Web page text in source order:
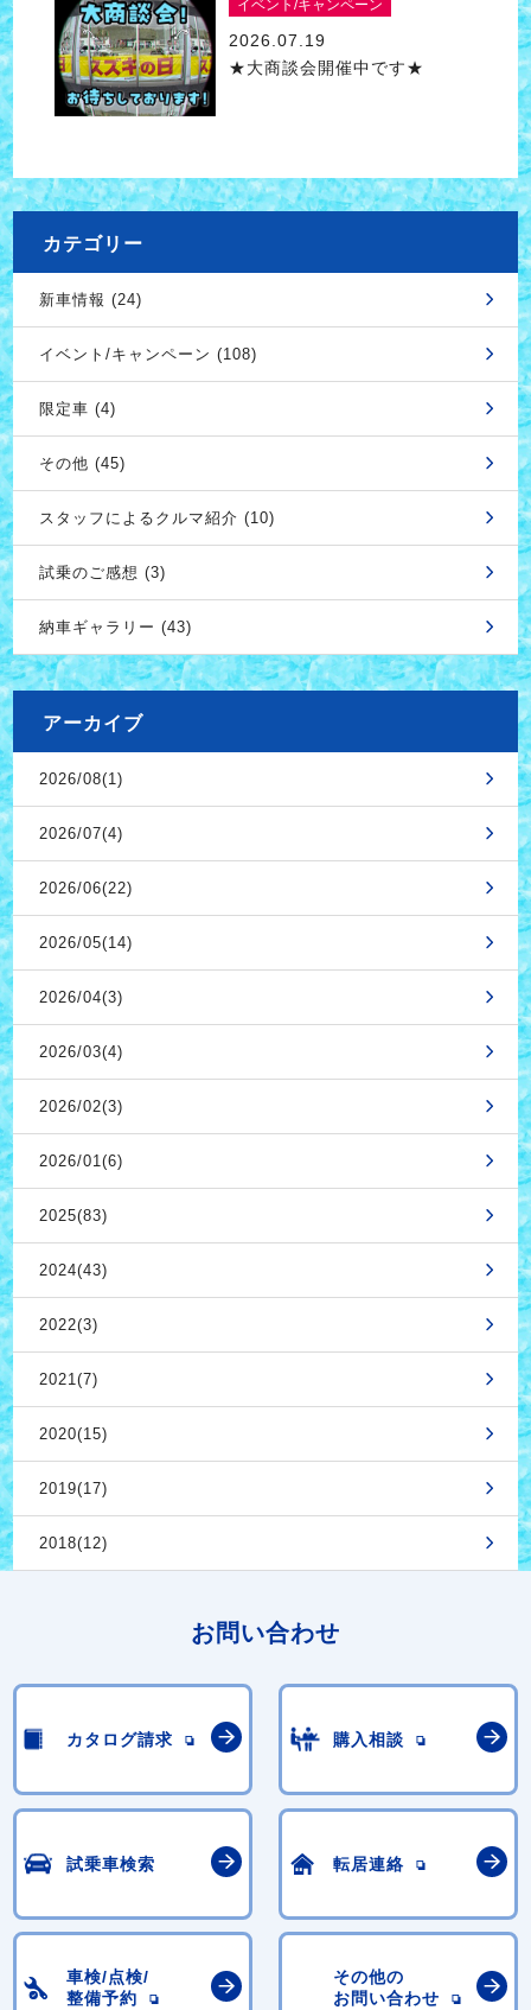
イベント/キャンペーン
2026.07.19
★大商談会開催中です★
カテゴリー
新車情報 (24)
イベント/キャンペーン (108)
限定車 (4)
その他 (45)
スタッフによるクルマ紹介 (10)
試乗のご感想 (3)
納車ギャラリー (43)
アーカイブ
2026/08(1)
2026/07(4)
2026/06(22)
2026/05(14)
2026/04(3)
2026/03(4)
2026/02(3)
2026/01(6)
2025(83)
2024(43)
2022(3)
2021(7)
2020(15)
2019(17)
2018(12)
お問い合わせ
カタログ請求 購入相談
試乗車検索 転居連絡
車検/点検/
整備予約
その他の
お問い合わせ